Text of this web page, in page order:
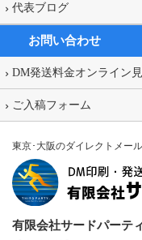
代表ブログ
お問い合わせ
DM発送料金オンライン
ご入稿フォーム
東京･大阪のダイレクトメー
有限会社サードパーテ